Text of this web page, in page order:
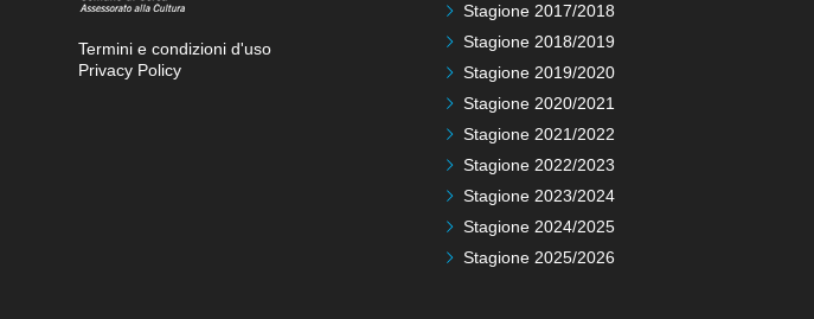
Termini e condizioni d'uso
Privacy Policy
Stagione 2017/2018
Stagione 2018/2019
Stagione 2019/2020
Stagione 2020/2021
Stagione 2021/2022
Stagione 2022/2023
Stagione 2023/2024
Stagione 2024/2025
Stagione 2025/2026